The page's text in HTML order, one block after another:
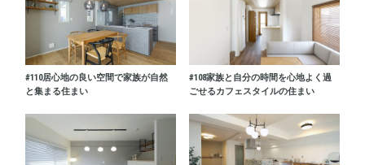
#110居心地の良い空間で家族が自然
と集まる住まい
#108家族と自分の時間を心地よく過
ごせるカフェスタイルの住まい